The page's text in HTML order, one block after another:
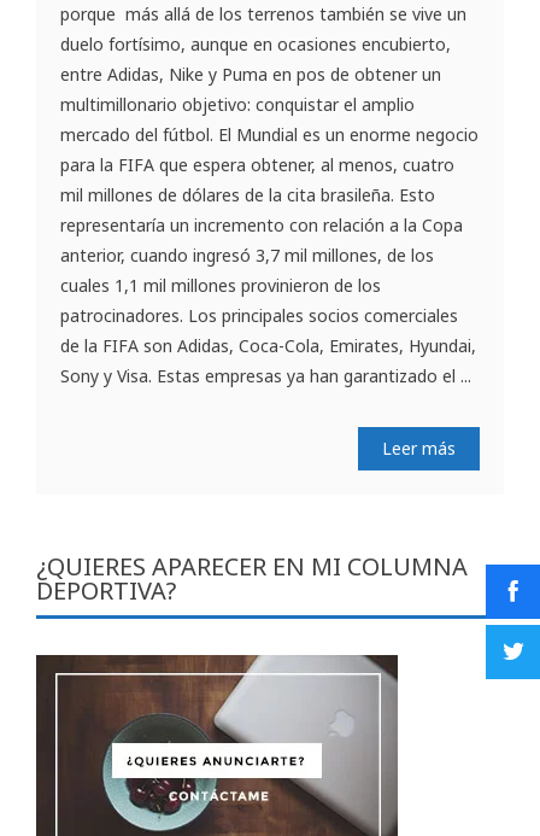
porque más allá de los terrenos también se vive un
duelo fortísimo, aunque en ocasiones encubierto,
entre Adidas, Nike y Puma en pos de obtener un
multimillonario objetivo: conquistar el amplio
mercado del fútbol. El Mundial es un enorme negocio
para la FIFA que espera obtener, al menos, cuatro
mil millones de dólares de la cita brasileña. Esto
representaría un incremento con relación a la Copa
anterior, cuando ingresó 3,7 mil millones, de los
cuales 1,1 mil millones provinieron de los
patrocinadores. Los principales socios comerciales
de la FIFA son Adidas, Coca-Cola, Emirates, Hyundai,
Sony y Visa. Estas empresas ya han garantizado el ...
Leer más
¿QUIERES APARECER EN MI COLUMNA
DEPORTIVA?